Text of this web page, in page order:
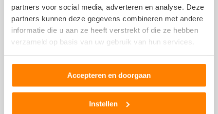
partners voor social media, adverteren en analyse. Deze
partners kunnen deze gegevens combineren met andere
informatie die u aan ze heeft verstrekt of die ze hebben
verzameld op basis van uw gebruik van hun services.
Accepteren en doorgaan
Instellen
Arie
8 juni 2021
Sandra